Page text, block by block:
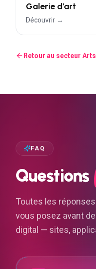
Galerie d'art
Découvrir →
Retour au secteur
FAQ
Questions
Toutes les
vous posez avant
digital — sites,